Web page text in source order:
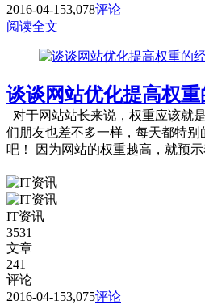
2016-04-153,078评论
阅读全文
谈谈网站优化提高权
对于网站站长来说，权重应该就
们朋友也差不多一样，每天都特
吧！ 因为网站的权重越高，就预
IT资讯
3531
文章
241
评论
2016-04-153,075评论